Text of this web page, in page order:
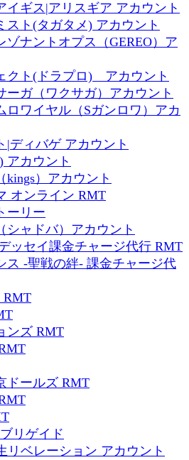
イギス|アリスギア アカウント
スト(タガタメ) アカウント
ゾナントオプス（GEREO）ア
クト(ドラプロ) アカウント
ーガ（ワクサガ）アカウント
ロワイヤル（Sガンロワ）アカ
|ディバゲ アカウント
アカウント
kings）アカウント
オンライン RMT
ーリー
シャドバ）アカウント
ッセイ課金チャージ代行 RMT
ス -聖戦の絆- 課金チャージ代
RMT
ンズ RMT
ドールズ RMT
リゲイド
リベレーション アカウント